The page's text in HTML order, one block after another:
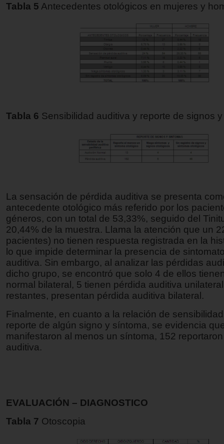
Tabla 5 Antecedentes otológicos en mujeres y
Tabla 6 Sensibilidad auditiva y reporte de signos
La sensación de pérdida auditiva se presenta
antecedente otológico más referido por los
géneros, con un total de 53,33%, seguido del
20,44% de la muestra. Llama la atención que un
pacientes) no tienen respuesta registrada en la
lo que impide determinar la presencia de
auditiva. Sin embargo, al analizar las pérdidas
dicho grupo, se encontró que solo 4 de ellos
normal bilateral, 5 tienen pérdida auditiva
restantes, presentan pérdida auditiva bilateral.
Finalmente, en cuanto a la relación de
reporte de algún signo y síntoma, se evidencia
manifestaron al menos un síntoma, 152
auditiva.
EVALUACIÓN – DIAGNOSTICO
Tabla 7 Otoscopia